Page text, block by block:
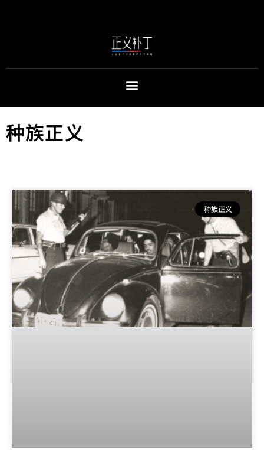
种族正义
种族正义